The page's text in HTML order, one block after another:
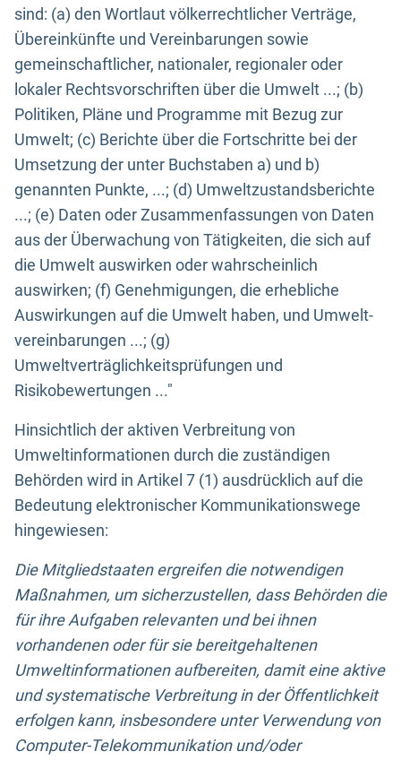
sind: (a) den Wortlaut völkerrechtlicher Verträge,
Übereinkünfte und Vereinbarungen sowie
gemeinschaftlicher, nationaler, regionaler oder
lokaler Rechtsvorschriften über die Umwelt ...; (b)
Politiken, Pläne und Programme mit Bezug zur
Umwelt; (c) Berichte über die Fortschritte bei der
Umsetzung der unter Buchstaben a) und b)
genannten Punkte, ...; (d) Umweltzustandsberichte
...; (e) Daten oder Zusammenfassungen von Daten
aus der Überwachung von Tätigkeiten, die sich auf
die Umwelt auswirken oder wahrscheinlich
auswirken; (f) Genehmigungen, die erhebliche
Auswirkungen auf die Umwelt haben, und Umwelt-
vereinbarungen ...; (g)
Umweltverträglichkeitsprüfungen und
Risikobewertungen ..."
Hinsichtlich der aktiven Verbreitung von
Umweltinformationen durch die zuständigen
Behörden wird in Artikel 7 (1) ausdrücklich auf die
Bedeutung elektronischer Kommunikationswege
hingewiesen:
Die Mitgliedstaaten ergreifen die notwendigen
Maßnahmen, um sicherzustellen, dass Behörden die
für ihre Aufgaben relevanten und bei ihnen
vorhandenen oder für sie bereitgehaltenen
Umweltinformationen aufbereiten, damit eine aktive
und systematische Verbreitung in der Öffentlichkeit
erfolgen kann, insbesondere unter Verwendung von
Computer-Telekommunikation und/oder